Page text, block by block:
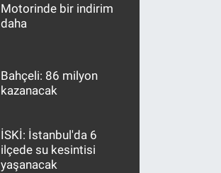
Motorinde bir indirim
daha
Bahçeli: 86 milyon
kazanacak
İSKİ: İstanbul'da 6
ilçede su kesintisi
yaşanacak